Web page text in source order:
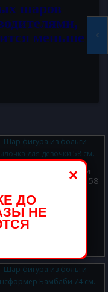
шаров
меньше
фигура из фольги
для девочки 58
700.00 р.
×
ДО
НЕ